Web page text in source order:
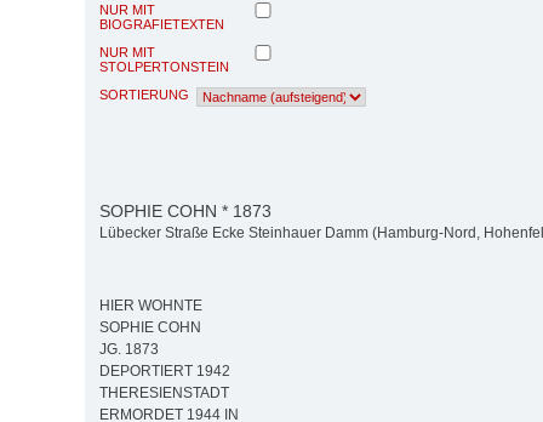
NUR MIT
BIOGRAFIETEXTEN
NUR MIT
STOLPERTONSTEIN
SORTIERUNG
SOPHIE COHN * 1873
Lübecker Straße Ecke Steinhauer Damm (Hamburg-Nord,
HIER WOHNTE
SOPHIE COHN
JG. 1873
DEPORTIERT 1942
THERESIENSTADT
ERMORDET 1944 IN